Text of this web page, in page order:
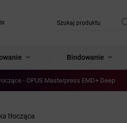
Bindowanie
- OPUS Masterpress EMD+ Deep
tłocząca